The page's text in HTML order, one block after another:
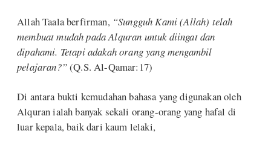
Allah Taala berfirman, “Sungguh Kami (Allah) telah
membuat mudah pada Alquran untuk diingat dan
dipahami. Tetapi adakah orang yang mengambil
pelajaran?”(Q.S. Al-Qamar:17)
Di antara bukti kemudahan bahasa yang digunakan oleh
Alquran ialah banyak sekali orang-orang yang hafal di
luar kepala, baik dari kaum lelaki,